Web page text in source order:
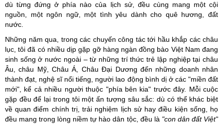
dù từng đứng ở phía nào của lịch sử, đều cùng mang một cội
nguồn, một ngôn ngữ, một tình yêu dành cho quê hương, đất
nước.
Những năm qua, trong các chuyến công tác tới hầu khắp các châu
lục, tôi đã có nhiều dịp gặp gỡ hàng ngàn đồng bào Việt Nam đang
sinh sống ở nước ngoài – từ những trí thức trẻ lập nghiệp tại châu
Âu, châu Mỹ, Châu Á, Châu Đại Dương đến những doanh nhân
thành đạt, nghệ sĩ nổi tiếng, người lao động bình dị ở các "miền đất
mới", kể cả nhiều người thuộc "phía bên kia" trước đây. Mỗi cuộc
gặp đều để lại trong tôi một ấn tượng sâu sắc: dù có thể khác biệt
về quan điểm chính trị, trải nghiệm lịch sử hay điều kiện sống, họ
đều mang trong lòng niềm tự hào dân tộc, đều là "con dân đất Việt"